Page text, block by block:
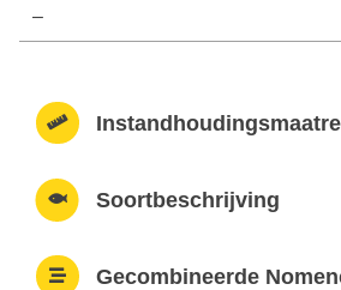
–
Soortbeschrijving
Gecombineerde